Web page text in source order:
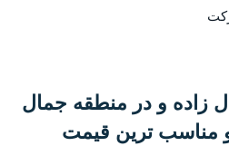
زاده و در منطقه جمال
و مناسب ترین قیمت